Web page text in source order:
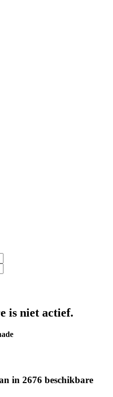
is niet actief.
in 2676 beschikbare